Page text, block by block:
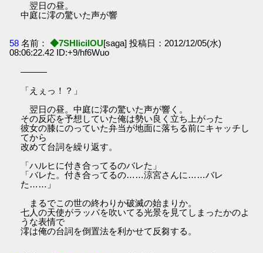
翌日の昼。
中庭に澪の驚いた声が響
58 名前： ◆7SHIicilOU[saga] 投稿日：2012/12/05(水)
08:06:22.42 ID:+9/hf6Wuo
―――
「えぇっ！？」
翌日の昼。中庭に澪の驚いた声が響く。
その反応を予想していた俺は勢い良く立ち上がった
彼女の膝にのっていた弁当が地面に落ちる前にキャッチし
てから
改めて台詞を繰り返す。
「ハルヒに付き合ってるのバレた」
「バレた。付き合ってるの……涼宮さんに……バレ
た……」
まるでこの世の終わりか破滅の始まりか。
七人の天使がラッパを吹いてる光景を見てしまったかのよ
うな表情で
澪は俺の台詞を倒置法を利かせて反芻する。